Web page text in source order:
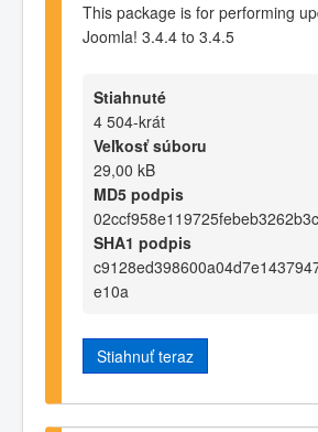
This package is for performing
Joomla! 3.4.4 to 3.4.5
Stiahnuté
4 504-krát
Veľkosť súboru
29,00 kB
MD5 podpis
SHA1 podpis
e10a
Stiahnuť teraz